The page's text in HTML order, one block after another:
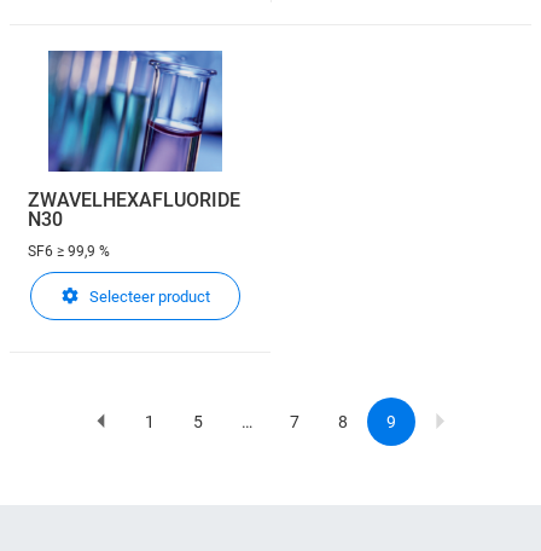
ZWAVELHEXAFLUORIDE
N30
SF6 ≥ 99,9 %
Selecteer product
Pagination
PreviousPage
1 Page
5 … Page
7 Page
8
Current
page
9